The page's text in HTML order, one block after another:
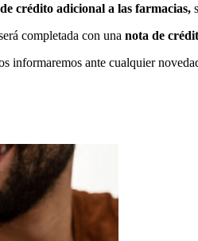
crédito adicional a las farmacias,
completada con una nota de
informaremos ante cualquier